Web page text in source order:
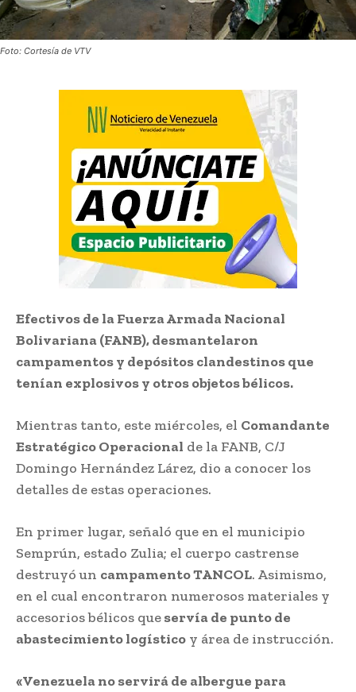
Foto: Cortesía de VTV
Efectivos de la Fuerza Armada Nacional
Bolivariana (FANB), desmantelaron
campamentos y depósitos clandestinos que
tenían explosivos y otros objetos bélicos.
Mientras tanto, este miércoles, el Comandante
Estratégico Operacional de la FANB, C/J
Domingo Hernández Lárez, dio a conocer los
detalles de estas operaciones.
En primer lugar, señaló que en el municipio
Semprún, estado Zulia; el cuerpo castrense
destruyó un campamento TANCOL. Asimismo,
en el cual encontraron numerosos materiales y
accesorios bélicos queservía de punto de
abastecimiento logístico y área de instrucción.
«Venezuela no servirá de albergue para